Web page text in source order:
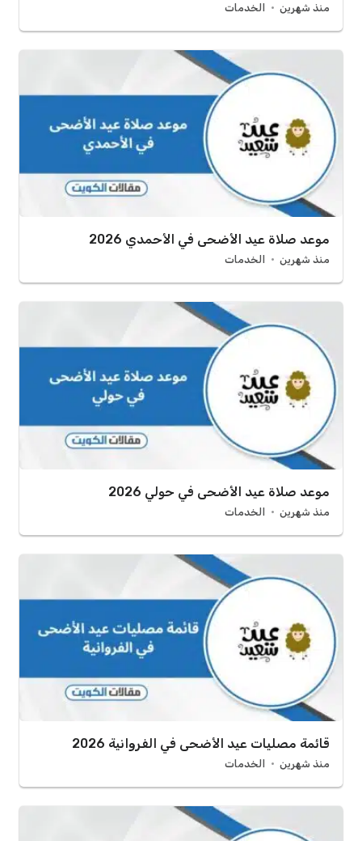
منذ شهرين الخدمات
موعد صلاة عيد الأضحى في الأحمدي 2026
منذ شهرين الخدمات
موعد صلاة عيد الأضحى في حولي 2026
منذ شهرين الخدمات
قائمة مصليات عيد الأضحى في الفروانية 2026
منذ شهرين الخدمات